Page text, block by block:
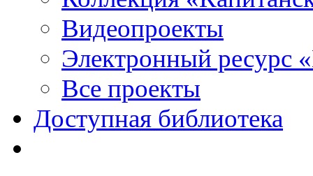
Видеопроекты
Электронный ресурс
Все проекты
Доступная библиотека